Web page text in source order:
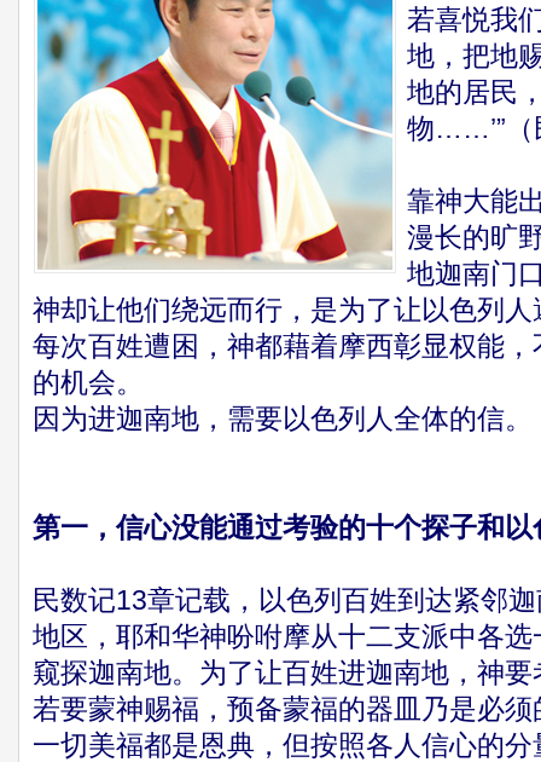
若喜悦我
地，把地
地的居民
物……’”（
靠神大能
漫长的旷
地迦南门
神却让他们绕远而行，是为了让以色列
每次百姓遭困，神都藉着摩西彰显权能
的机会。
因为进迦南地，需要以色列人全体的信。
第一，信心没能通过考验的十个探子和以
民数记13章记载，以色列百姓到达紧邻
地区，耶和华神吩咐摩从十二支派中各
窥探迦南地。为了让百姓进迦南地，神
若要蒙神赐福，预备蒙福的器皿乃是必
一切美福都是恩典，但按照各人信心的